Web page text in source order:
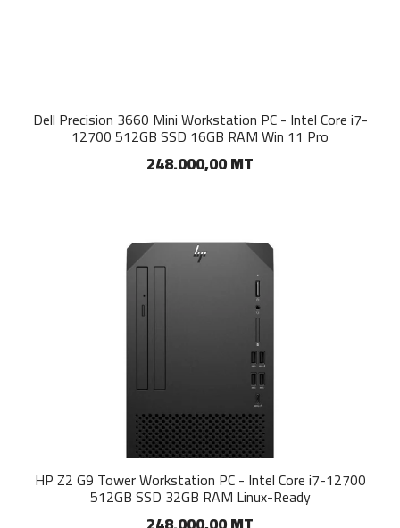
Dell Precision 3660 Mini Workstation PC - Intel Core i7-
12700 512GB SSD 16GB RAM Win 11 Pro
248.000,00 MT
HP Z2 G9 Tower Workstation PC - Intel Core i7-12700
512GB SSD 32GB RAM Linux-Ready